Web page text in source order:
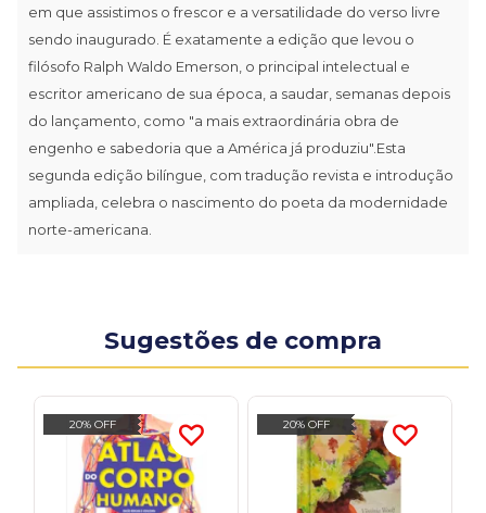
em que assistimos o frescor e a versatilidade do verso livre
sendo inaugurado. É exatamente a edição que levou o
filósofo Ralph Waldo Emerson, o principal intelectual e
escritor americano de sua época, a saudar, semanas depois
do lançamento, como "a mais extraordinária obra de
engenho e sabedoria que a América já produziu".Esta
segunda edição bilíngue, com tradução revista e introdução
ampliada, celebra o nascimento do poeta da modernidade
norte-americana.
Sugestões de compra
20% OFF 20% OFF